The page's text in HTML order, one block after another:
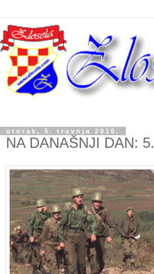
utorak, 5. travnja 2016.
NA DANAŠNJI DAN: